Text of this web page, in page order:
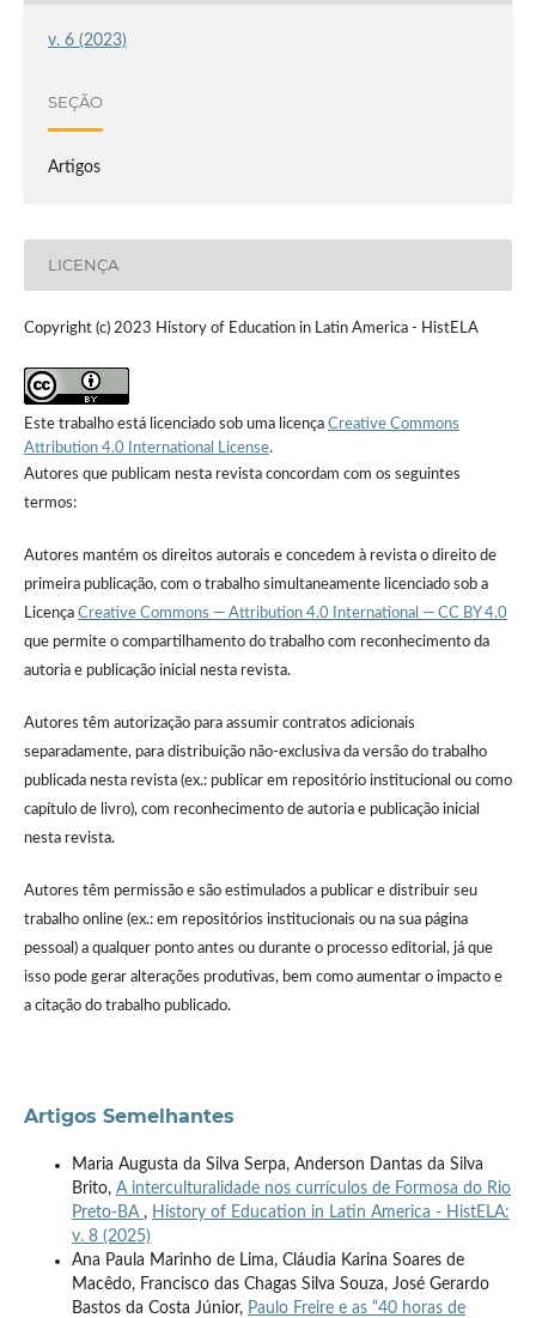
v. 6 (2023)
SEÇÃO
Artigos
LICENÇA
Copyright (c) 2023 History of Education in Latin America - HistELA
Este trabalho está licenciado sob uma licença Creative Commons
Attribution 4.0 International License.
Autores que publicam nesta revista concordam com os seguintes
termos:
Autores mantém os direitos autorais e concedem à revista o direito de
primeira publicação, com o trabalho simultaneamente licenciado sob a
Licença Creative Commons — Attribution 4.0 International — CC BY 4.0
que permite o compartilhamento do trabalho com reconhecimento da
autoria e publicação inicial nesta revista.
Autores têm autorização para assumir contratos adicionais
separadamente, para distribuição não-exclusiva da versão do trabalho
publicada nesta revista (ex.: publicar em repositório institucional ou como
capítulo de livro), com reconhecimento de autoria e publicação inicial
nesta revista.
Autores têm permissão e são estimulados a publicar e distribuir seu
trabalho online (ex.: em repositórios institucionais ou na sua página
pessoal) a qualquer ponto antes ou durante o processo editorial, já que
isso pode gerar alterações produtivas, bem como aumentar o impacto e
a citação do trabalho publicado.
Artigos Semelhantes
Maria Augusta da Silva Serpa, Anderson Dantas da Silva
Brito, A interculturalidade nos currículos de Formosa do Rio
Preto-BA , History of Education in Latin America - HistELA:
v. 8 (2025)
Ana Paula Marinho de Lima, Cláudia Karina Soares de
Macêdo, Francisco das Chagas Silva Souza, José Gerardo
Bastos da Costa Júnior, Paulo Freire e as “40 horas de